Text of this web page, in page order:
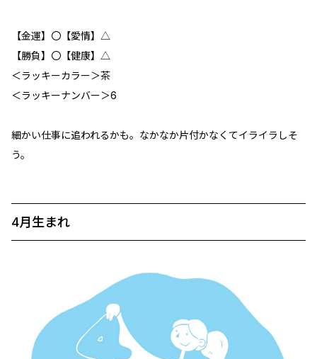
【金運】〇【愛情】△
【勝負】〇【健康】△
＜ラッキーカラー＞茶
＜ラッキーナンバー＞6
細かい仕事に追われるかも。なかなか片付かなくてイライラしそ
う。
4月生まれ